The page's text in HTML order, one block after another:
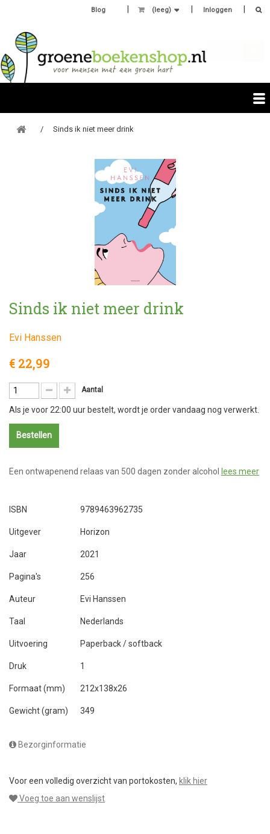
Inloggen
(leeg)
Blog
Sinds ik niet meer drink
Sinds ik niet meer drink
Evi Hanssen
€ 22,99
Aantal
Als je voor 22:00 uur bestelt, wordt je order vandaag nog verwerkt.
Bestellen
Een ontwapenend relaas van 500 dagen zonder alcohol lees meer
ISBN 9789463962735
Uitgever Horizon
Jaar 2021
Pagina's 256
Auteur Evi Hanssen
Taal Nederlands
Uitvoering Paperback / softback
Druk 1
Formaat (mm) 212x138x26
Gewicht (gram) 349
Bezorginformatie
Voor een volledig overzicht van portokosten, klik hier
Voeg toe aan wenslijst